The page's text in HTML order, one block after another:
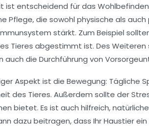
ist entscheidend für das Wohlbefinden
Pflege, die sowohl physische als
stärkt. Zum Beispiel
Tieres abgestimmt ist. Des Weiteren
auch die Durchführung von
Aspekt ist die Bewegung: Tägliche
des Tieres. Außerdem sollte der
bietet. Es ist auch hilfreich,
dazu beitragen, dass Ihr Haustier